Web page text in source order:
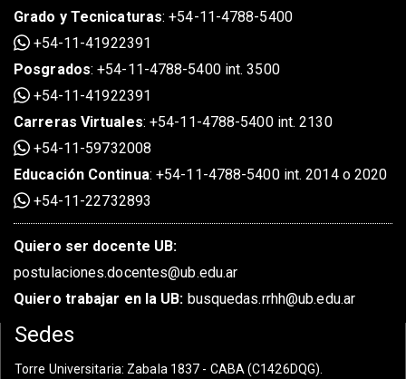
Grado y Tecnicaturas:+54-11-4788-5400
+54-11-41922391
Posgrados:+54-11-4788-5400 int. 3500
+54-11-41922391
Carreras Virtuales:+54-11-4788-5400 int. 2130
+54-11-59732008
Educación Continua:+54-11-4788-5400 int. 2014 o 2020
+54-11-22732893
Quiero ser docente UB:
postulaciones.docentes@ub.edu.ar
Quiero trabajar en la UB: busquedas.rrhh@ub.edu.ar
Sedes
Torre Universitaria: Zabala 1837 - CABA (C1426DQG).